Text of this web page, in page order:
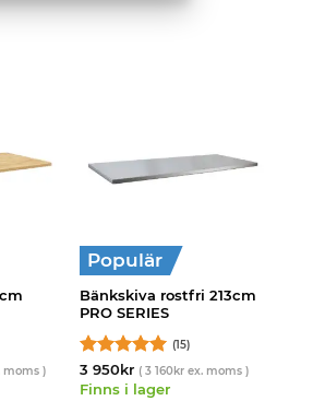
)
Populär
Bänkskiva rostfri 213cm
PRO SERIES
Betygsatt5
av 5
(15)
3 950kr ( 3 160krex. moms )
Finns i lager